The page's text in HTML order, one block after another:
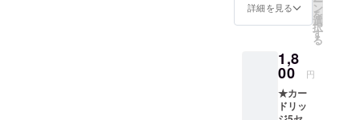
いま
す。 ※
となり
ます。
になる
す。ご
了承く
い。
※2019
はEF、
はレッ
ド（花
梨）と
ブラッ
ク（黒
共通規
格カー
ドリッ
※2019
年7月に
お届け
する予
定です
詳細を見る ン
を
選
択
す
る
1,8
00 円
★カー
ドリッ